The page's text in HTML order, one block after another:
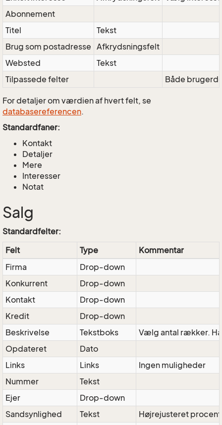
Abonnement
Titel
Tekst
Brug som postadresse Afkrydsningsfelt
Websted
Tekst
Tilpassede felter
Både
For detaljer om værdien af hvert felt, se
databasereferencen.
Standardfaner:
Kontakt
Detaljer
Mere
Interesser
Notat
Salg
Standardfelter:
Felt
Type
Kommentar
Firma
Drop-down
Konkurrent
Drop-down
Kontakt
Drop-down
Kredit
Drop-down
Beskrivelse
Tekstboks
Vælg antal rækker.
Opdateret
Dato
Links
Links
Ingen muligheder
Nummer
Tekst
Ejer
Drop-down
Sandsynlighed
Tekst
Højrejusteret procent